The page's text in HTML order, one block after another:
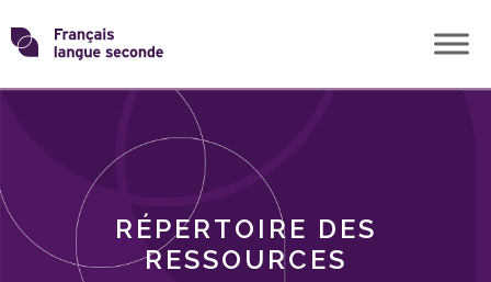
Skip
toTransformons
langue
RÉPERTOIRE DES
RESSOURCES
THÈMES